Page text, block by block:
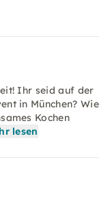
Ihr seid auf der
in München? Wie
Kochen
lesen